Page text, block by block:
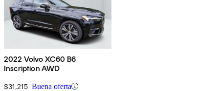
2022 Volvo XC60 B6
Inscription AWD
$31,215 Buena oferta